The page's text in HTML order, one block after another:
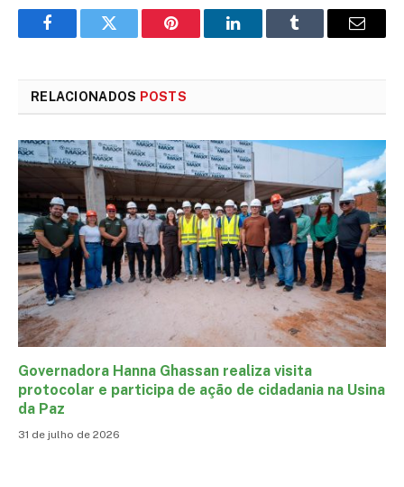
FacebookTwitter Pinterest LinkedInTumblr
E-
RELACIONADOS POSTS
Governadora Hanna Ghassan realiza visita
protocolar e participa de ação de cidadania na Usina
da Paz
31 de julho de 2026